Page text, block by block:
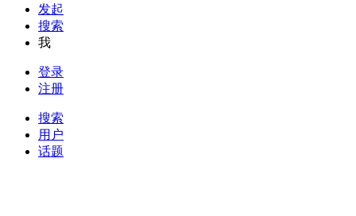
发起
搜索
我
登录
注册
搜索
用户
话题